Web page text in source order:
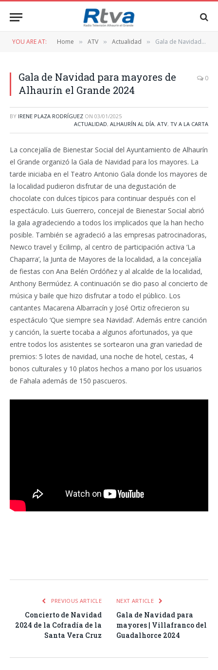
YOU ARE AT: Home » ATV » Actualidad » Gala de Navidad para mayores de Alhaurín el Grande 2024
Gala de Navidad para mayores de
Alhaurín el Grande 2024
0
BY IRENE PLAZA RODRÍGUEZ ON 03/01/2025
ACTUALIDAD, ALHAURÍN AL DÍA, ATV, TV A LA CARTA
La concejalía de Bienestar Social del Ayuntamiento de Alhaurín
el Grande organizó la Gala de Navidad para los mayores. La
tarde iniciaba en el Teatro Antonio Gala donde los mayores de
la localidad pudieron disfrutar de una degustación de
chocolate con dulces típicos para continuar después con el
espectáculo. Luis Guerrero, concejal de Bienestar Social abrió
la gala agradeciendo a todos los implicados que la han hecho
posible. También se agradeció a las empresas patrocinadoras,
Newco travel y Ecilimp, al centro de participación activa ‘La
Chaparra’, la Junta de Mayores de la localidad, a la concejalía
de fiestas con Ana Belén Ordóñez y al alcalde de la localidad,
Anthony Bermúdez. A continuación se dio paso al concierto de
música y baile que hizo disfrutar a todo el público. Los
cantantes Macarena Albarracín y José Ortiz ofrecieron su
espectáculo ‘Que siempre sea Navidad’. Además entre canción
y canción, la suerte tocaba a algunos afortunados, ya que
entre todos los asistentes se sortearon una gran variedad de
premios: 5 lotes de navidad, una noche de hotel, cestas, 4
bonos culturales y 10 platos hechos a mano por los usuarios
de Fahala además de 150 pascueros.
PREVIOUS ARTICLE
Concierto de Navidad
2024 de la Cofradía de la
Santa Vera Cruz
NEXT ARTICLE
Gala de Navidad para
mayores | Villafranco del
Guadalhorce 2024